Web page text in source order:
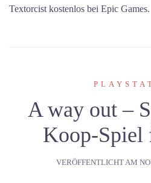
Textorcist kostenlos bei Epic Games.
A way out –
Koop-Spiel
VERÖFFENTLICHT AM